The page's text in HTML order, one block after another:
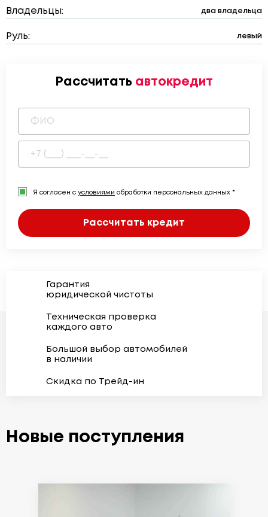
Владельцы: два владельца
Руль: левый
Рассчитать автокредит
Я согласен с условиями обработки персональных данных *
Рассчитать кредит
Гарантия
юридической чистоты
Техническая проверка
каждого авто
Большой выбор автомобилей
в наличии
Скидка по Трейд-ин
Новые поступления